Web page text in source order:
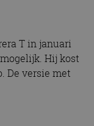
T in januari
Hij kost
De versie met